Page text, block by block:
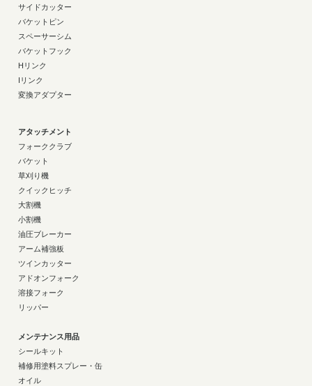
サイドカッター
バケットピン
スペーサーシム
バケットフック
Hリンク
Iリンク
変換アダプター
アタッチメント
フォーククラブ
バケット
草刈り機
クイックヒッチ
大割機
小割機
油圧ブレーカー
アーム補強板
ツインカッター
アドオンフォーク
溶接フォーク
リッパー
メンテナンス用品
シールキット
補修用塗料スプレー・缶
オイル